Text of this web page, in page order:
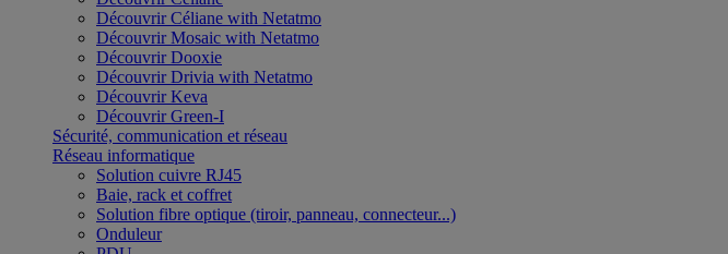
Découvrir Céliane with Netatmo
Découvrir Mosaic with Netatmo
Découvrir Dooxie
Découvrir Drivia with Netatmo
Découvrir Keva
Découvrir Green-I
Sécurité, communication et réseau
Réseau informatique
Solution cuivre RJ45
Baie, rack et coffret
Solution fibre optique (tiroir, panneau, connecteur...)
Onduleur